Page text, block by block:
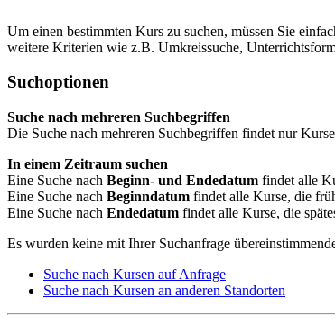
Um einen bestimmten Kurs zu suchen, müssen Sie
weitere Kriterien wie z.B. Umkreissuche,
Suchoptionen
Suche nach mehreren Suchbegriffen
Die Suche nach mehreren Suchbegriffen findet nur
In einem Zeitraum suchen
Eine Suche nach Beginn- und Endedatum findet alle
Eine Suche nach Beginndatum findet alle Kurse, die
Eine Suche nach Endedatum findet alle Kurse, die
Es wurden keine mit Ihrer Suchanfrage
Suche nach Kursen auf Anfrage
Suche nach Kursen an anderen Standorten